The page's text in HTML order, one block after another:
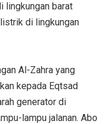
lingkungan barat
di lingkungan
Al-Zahra yang
kepada Eqtsad
generator di
lampu jalanan. Abo